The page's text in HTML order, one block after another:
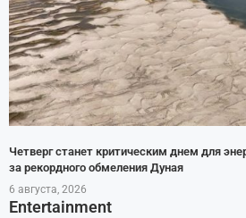
Четверг станет критическим днем для
за рекордного обмеления Дуная
6 августа, 2026
Entertainment